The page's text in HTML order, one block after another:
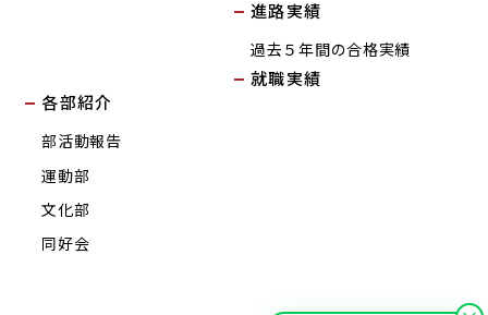
進路実績
過去５年間の合格実績
就職実績
各部紹介
部活動報告
運動部
文化部
同好会